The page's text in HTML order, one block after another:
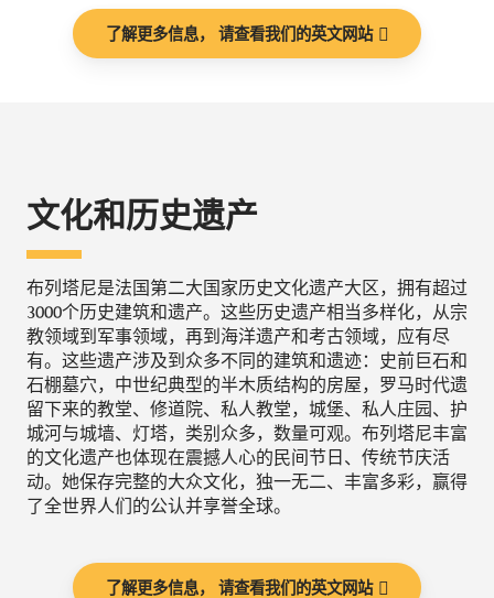
了解更多信息， 请查看我们的英文网站
文化和历史遗产
布列塔尼是法国第二大国家历史文化遗产大区，拥有超过
3000个历史建筑和遗产。这些历史遗产相当多样化，从宗
教领域到军事领域，再到海洋遗产和考古领域，应有尽
有。这些遗产涉及到众多不同的建筑和遗迹：史前巨石和
石棚墓穴，中世纪典型的半木质结构的房屋，罗马时代遗
留下来的教堂、修道院、私人教堂，城堡、私人庄园、护
城河与城墙、灯塔，类别众多，数量可观。布列塔尼丰富
的文化遗产也体现在震撼人心的民间节日、传统节庆活
动。她保存完整的大众文化，独一无二、丰富多彩，赢得
了全世界人们的公认并享誉全球。
了解更多信息， 请查看我们的英文网站